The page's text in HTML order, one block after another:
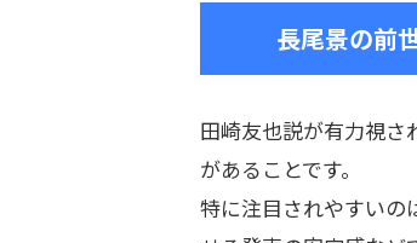
長尾景の前
田崎友也説が有力視さ
があることです。
特に注目されやすいの